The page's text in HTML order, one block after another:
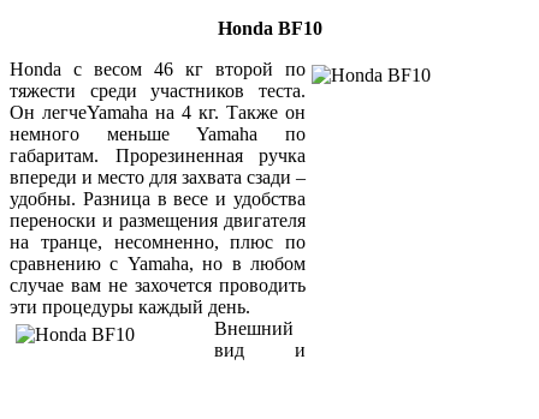
Honda BF10
Honda с весом 46 кг второй по
тяжести среди участников теста.
Он легчеYamaha на 4 кг. Также он
немного меньше Yamaha по
габаритам. Прорезиненная ручка
впереди и место для захвата сзади –
удобны. Разница в весе и удобства
переноски и размещения двигателя
на транце, несомненно, плюс по
сравнению с Yamaha, но в любом
случае вам не захочется проводить
эти процедуры каждый день.
Внешний
вид и